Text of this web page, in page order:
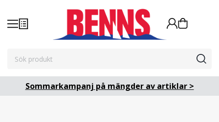
Sommarkampanj på mängder av artiklar >